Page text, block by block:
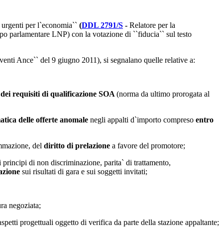
per l`economia`` (DDL 2791/S - Relatore per la
parlamentare LNP) con la votazione di ``fiducia`` sul testo
Ance`` del 9 giugno 2011), si segnalano quelle relative a:
requisiti di qualificazione SOA (norma da ultimo prorogata al
delle offerte anomale negli appalti d`importo compreso entro
del diritto di prelazione a favore del promotore;
principi di non discriminazione, parita` di trattamento,
sui risultati di gara e sui soggetti invitati;
negoziata;
progettuali oggetto di verifica da parte della stazione appaltante;